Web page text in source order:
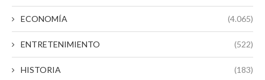
ECONOMÍA (4.065)
ENTRETENIMIENTO (522)
HISTORIA (183)